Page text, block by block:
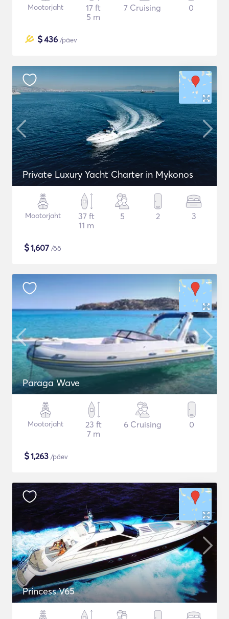
Mootorjaht
17 ft
5 m
7 Cruising 0
$436 /päev
Private Luxury Yacht Charter in Mykonos
Mootorjaht
37 ft
11 m
5 2 3
$1,607 /öö
Paraga Wave
Mootorjaht
23 ft
7 m
6 Cruising 0
$1,263 /päev
Princess V65